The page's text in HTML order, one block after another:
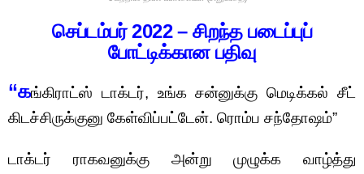
செப்டம்பர் 2022 – சிறந்த படைப்புப்
போட்டிக்கான பதிவு
“கங்கிராட்ஸ் டாக்டர், உங்க சன்னுக்கு மெடிக்கல் சீட்
கிடச்சிருக்குனு கேள்விப்பட்டேன். ரொம்ப சந்தோஷம்”
டாக்டர் ராகவனுக்கு அன்று முழுக்க வாழ்த்து